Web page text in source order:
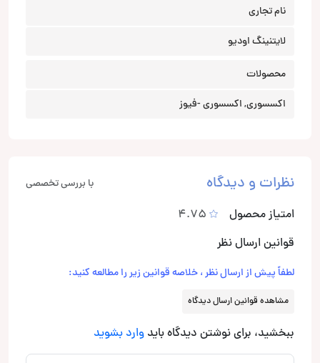
نام تجاری
لایتنینگ اودیو
محصولات
اکسسوری, اکسسوری -فیوز
نظرات و دیدگاه با بررسی تخصصی
امتیاز محصول
4.75
قوانین ارسال نظر
لطفاً پیش از ارسال نظر ، خلاصه قوانین زیر را مطالعه کنید:
مشاهده قوانین ارسال دیدگاه
ببخشید، برای نوشتن دیدگاه باید وارد بشوید